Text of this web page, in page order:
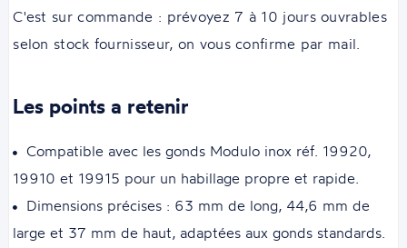
C'est sur commande : prévoyez 7 à 10 jours ouvrables
selon stock fournisseur, on vous confirme par mail.
Les points a retenir
Compatible avec les gonds Modulo inox réf. 19920,
19910 et 19915 pour un habillage propre et rapide.
Dimensions précises : 63 mm de long, 44,6 mm de
large et 37 mm de haut, adaptées aux gonds standards.